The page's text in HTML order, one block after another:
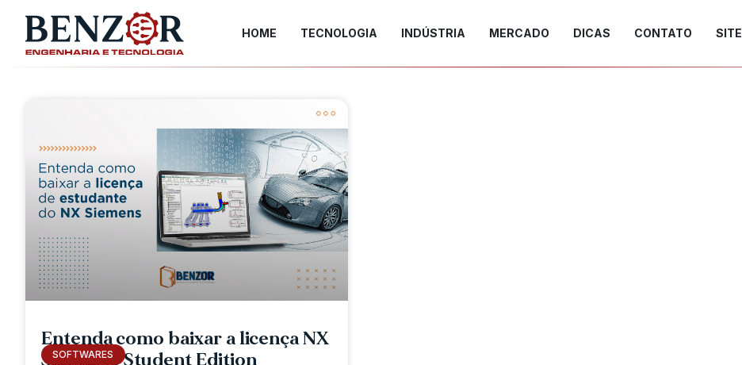
HOME TECNOLOGIA INDÚSTRIA MERCADO DICAS CONTATO SITE
SOFTWARES
Entenda como baixar a licença NX